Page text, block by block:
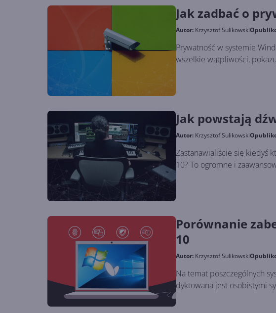
Jak zadbać o
Autor: Krzysztof Sulikowski
Prywatność w systemie
wszelkie wątpliwości,
Jak powstają
Autor: Krzysztof Sulikowski
Zastanawialiście się kiedyś
10? To ogromne i
Porównanie
10
Autor: Krzysztof Sulikowski
Na temat poszczególnych
dyktowana jest osobistymi